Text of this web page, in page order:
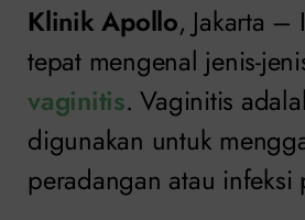
Klinik Apollo, Jakarta –
tepat mengenal jenis-
vaginitis. Vaginitis
digunakan untuk
peradangan atau infeksi